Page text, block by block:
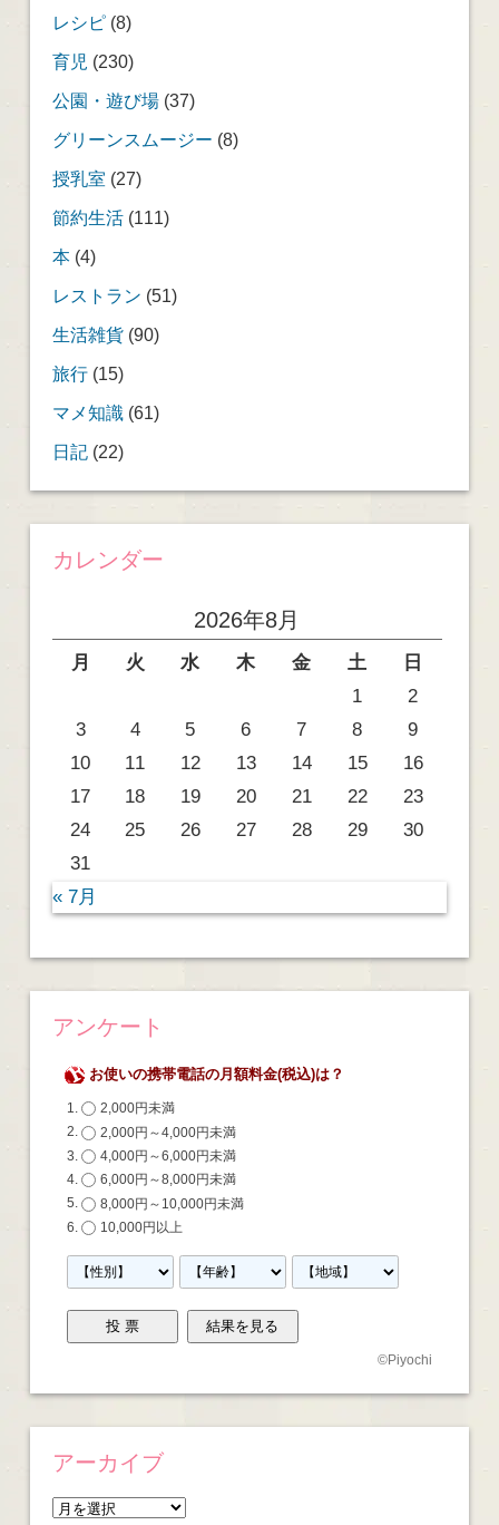
レシピ(8)
育児 (230)
公園・遊び場(37)
グリーンスムージー (8)
授乳室 (27)
節約生活(111)
本(4)
レストラン (51)
生活雑貨(90)
旅行(15)
マメ知識 (61)
日記 (22)
カレンダー
2026年8月
月 火 水 木 金 土
日
1
2
3
4 5 6 7 8
9
10
11 12 13 14 15
16
17
18 19 20 21 22
23
24
25 26 27 28 29
30
31
« 7月
アンケート
お使いの携帯電話の月額料金(税込)は？
2,000円未満
2,000円～4,000円未満
4,000円～6,000円未満
6,000円～8,000円未満
8,000円～10,000円未満
10,000円以上
©Piyochi
アーカイブ
ア